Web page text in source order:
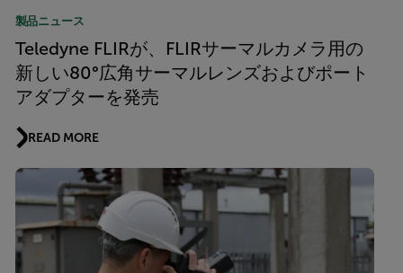
製品ニュース
Teledyne FLIRが、FLIRサーマルカメラ用の
新しい80°広角サーマルレンズおよびポート
アダプターを発売
READ MORE